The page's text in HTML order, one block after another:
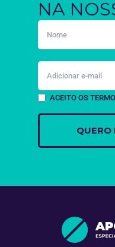
NA
ACEITO OS